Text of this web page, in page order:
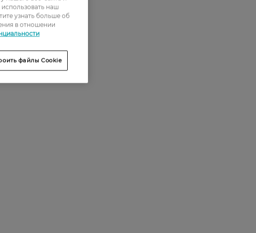
наш
узнать больше об
в отношении
файлы Cookie